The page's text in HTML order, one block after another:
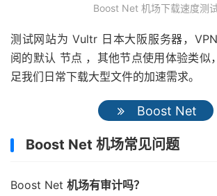
Boost Net 机场下载速度测
测试网站为 Vultr 日本大阪服务器，
阅的默认 节点 ，其他节点使用体验类似
足我们日常下载大型文件的加速需求。
Boost Net
Boost Net 机场常见问题
Boost Net 机场有审计吗？